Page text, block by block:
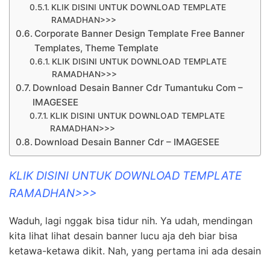
KLIK DISINI UNTUK DOWNLOAD TEMPLATE
RAMADHAN>>>
Corporate Banner Design Template Free Banner
Templates, Theme Template
KLIK DISINI UNTUK DOWNLOAD TEMPLATE
RAMADHAN>>>
Download Desain Banner Cdr Tumantuku Com –
IMAGESEE
KLIK DISINI UNTUK DOWNLOAD TEMPLATE
RAMADHAN>>>
Download Desain Banner Cdr – IMAGESEE
KLIK DISINI UNTUK DOWNLOAD TEMPLATE
RAMADHAN>>>
Waduh, lagi nggak bisa tidur nih. Ya udah, mendingan
kita lihat lihat desain banner lucu aja deh biar bisa
ketawa-ketawa dikit. Nah, yang pertama ini ada desain